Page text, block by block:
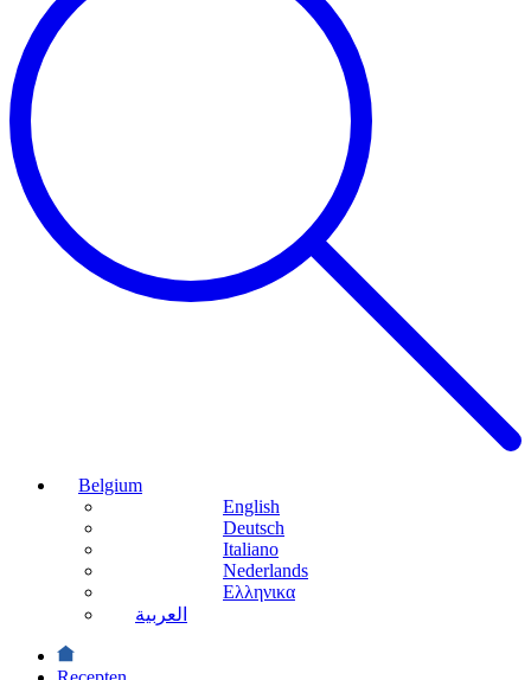
Belgium
English
Deutsch
Italiano
Nederlands
Ελληνικα
العربية